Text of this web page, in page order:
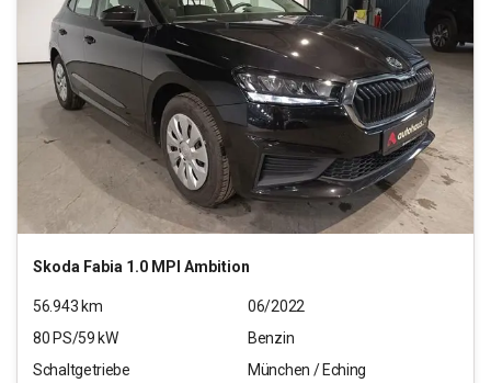
Skoda Fabia 1.0 MPI Ambition
56.943 km
06/2022
80 PS/59 kW
Benzin
Schaltgetriebe
München / Eching